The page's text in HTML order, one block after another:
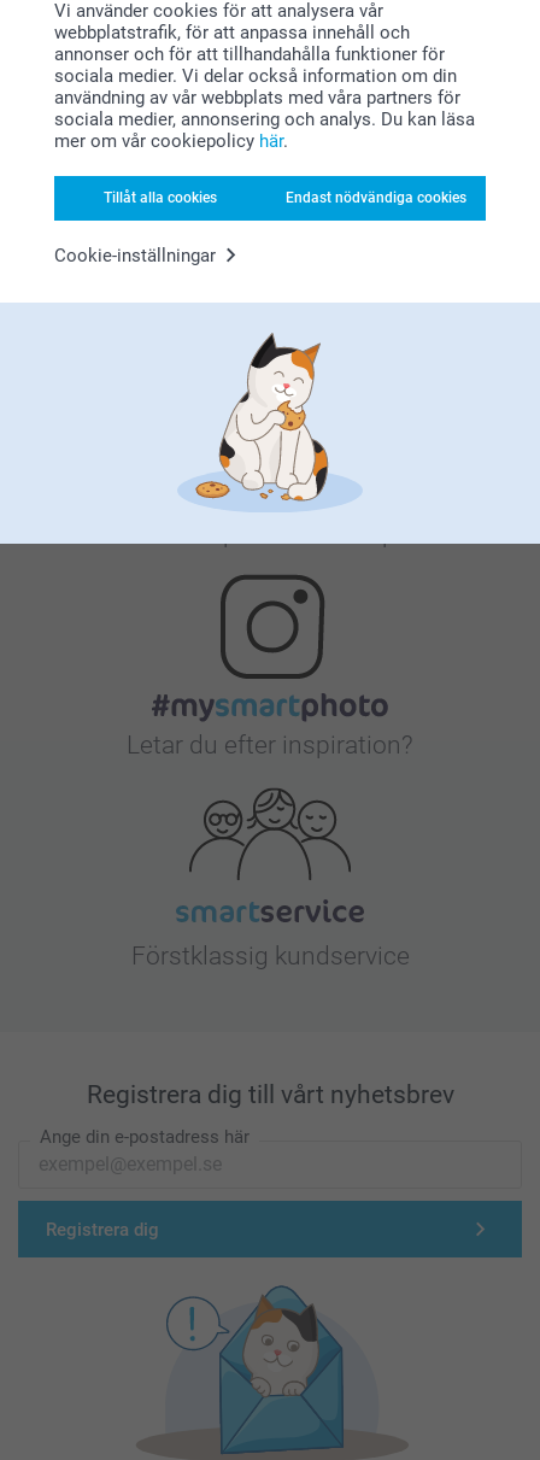
Vi använder cookies för att analysera vår
webbplatstrafik, för att anpassa innehåll och
annonser och för att tillhandahålla funktioner för
sociala medier. Vi delar också information om din
användning av vår webbplats med våra partners för
sociala medier, annonsering och analys. Du kan läsa
mer om vår cookiepolicy här.
Tillåt alla cookies Endast nödvändiga cookies
Cookie-inställningar
Varförsmartphoto?
Letar du efter inspiration?
Förstklassig kundservice
Registrera dig till vårt nyhetsbrev
Ange din e-postadress här
Registrera dig